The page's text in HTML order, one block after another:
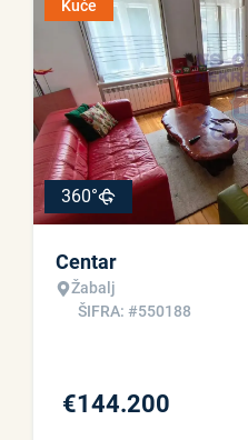
Kuće
360°
Centar
Žabalj
ŠIFRA: #550188
€144.200